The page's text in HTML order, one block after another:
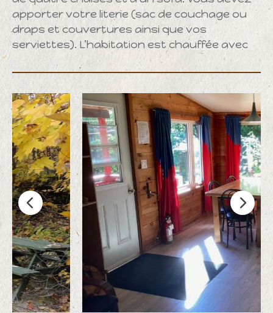
apporter votre literie (sac de couchage ou
draps et couvertures ainsi que vos
serviettes). L’habitation est chauffée avec
un poêle au propane.